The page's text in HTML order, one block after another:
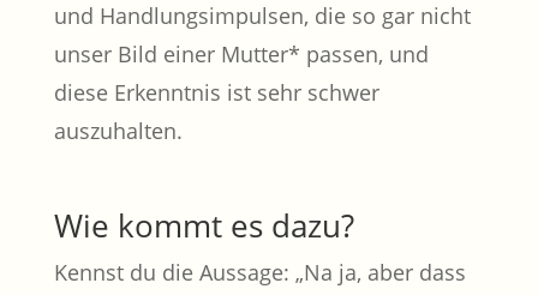
und Handlungsimpulsen, die so gar nicht
unser Bild einer Mutter* passen, und
diese Erkenntnis ist sehr schwer
auszuhalten.
Wie kommt es dazu?
Kennst du die Aussage: „Na ja, aber dass